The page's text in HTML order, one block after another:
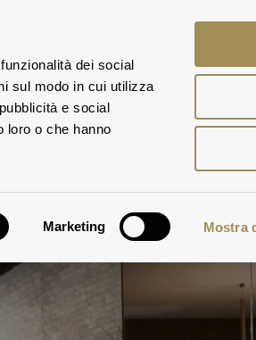
dei social
sul modo in cui utilizza
e social
loro o che hanno
Marketing Mostra
The